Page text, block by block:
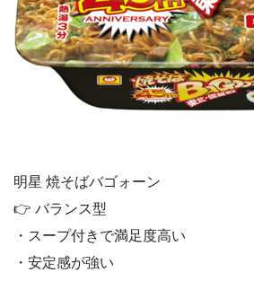
明星 焼そばバゴォーン
👉 バランス型
・スープ付きで満足度高い
・安定感が強い